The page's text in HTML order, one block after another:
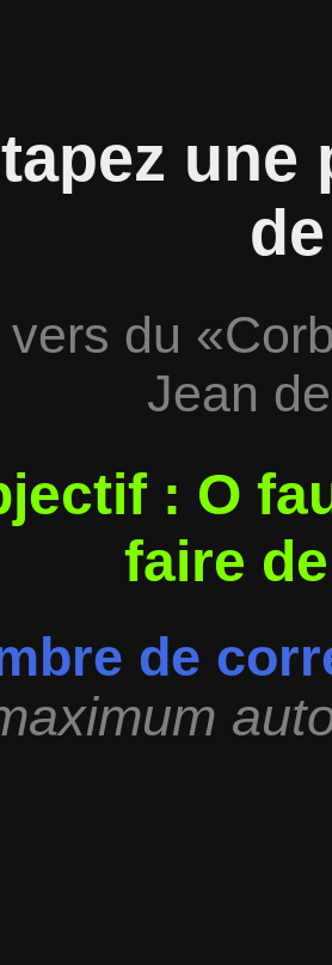
une
vers du
Jean
: O
faire
de